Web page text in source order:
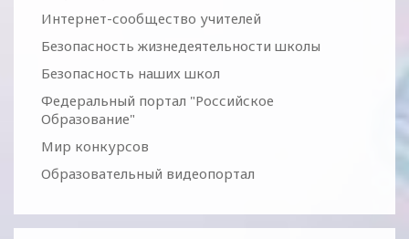
Интернет-сообщество учителей
Безопасность жизнедеятельности школы
Безопасность наших школ
Федеральный портал "Российское
Образование"
Мир конкурсов
Образовательный видеопортал